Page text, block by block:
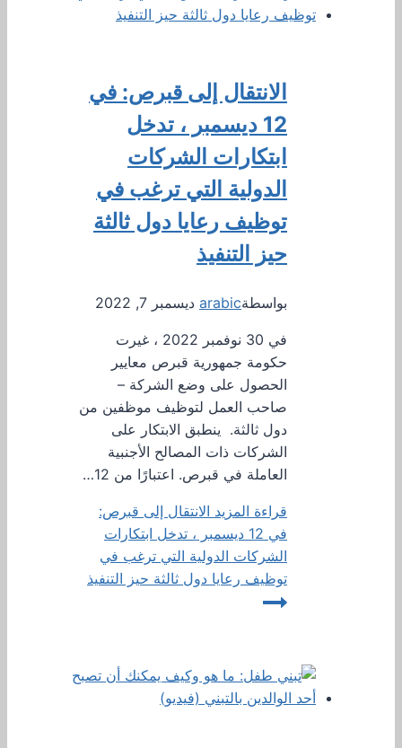
الانتقال إلى قبرص: في
12 ديسمبر ، تدخل
ابتكارات الشركات
الدولية التي ترغب في
توظيف رعايا دول ثالثة
حيز التنفيذ
بواسطةarabic ديسمبر 7, 2022
في 30 نوفمبر 2022 ، غيرت
حكومة جمهورية قبرص معايير
الحصول على وضع الشركة –
صاحب العمل لتوظيف موظفين من
دول ثالثة. ينطبق الابتكار على
الشركات ذات المصالح الأجنبية
العاملة في قبرص. اعتبارًا من 12…
قراءة المزيد الانتقال إلى قبرص:
في 12 ديسمبر ، تدخل ابتكارات
الشركات الدولية التي ترغب في
توظيف رعايا دول ثالثة حيز التنفيذ